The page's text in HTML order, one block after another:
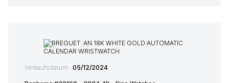
Verkaufsdatum : 05/12/2024